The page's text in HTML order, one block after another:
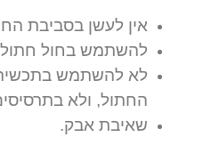
אין לעשן בסביבת
להשתמש בחול
לא להשתמש
החתול, ולא
שאיבת אבק.